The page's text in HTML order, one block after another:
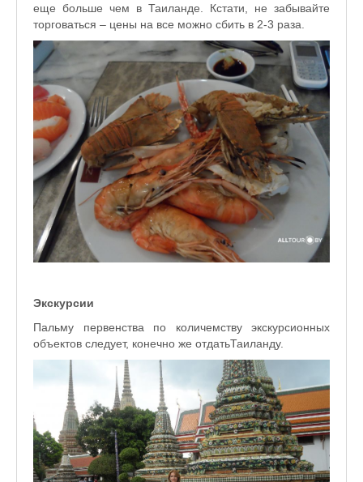
еще больше чем в Таиланде. Кстати, не забывайте
торговаться – цены на все можно сбить в 2-3 раза.
Экскурсии
Пальму первенства по количемству экскурсионных
объектов следует, конечно же отдатьТаиланду.